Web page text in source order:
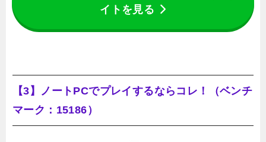
イトを見る
【3】ノートPCでプレイするならコレ！（ベンチ
マーク：15186）